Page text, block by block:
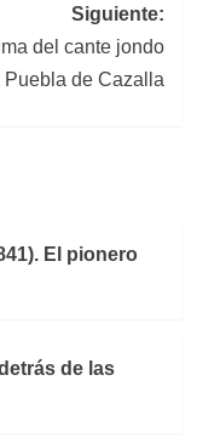
Siguiente:
del cante jondo
Puebla de Cazalla
El pionero
de las